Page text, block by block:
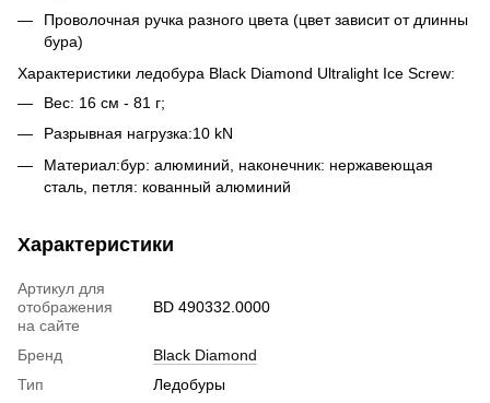
Проволочная ручка разного цвета (цвет зависит от длинны
бура)
Характеристики ледобура Black Diamond Ultralight Ice Screw:
Вес: 16 см - 81 г;
Разрывная нагрузка:10 kN
Материал:бур: алюминий, наконечник: нержавеющая
сталь, петля: кованный алюминий
Характеристики
Артикул для
отображения
на сайте
BD 490332.0000
Бренд
Black Diamond
Тип
Ледобуры